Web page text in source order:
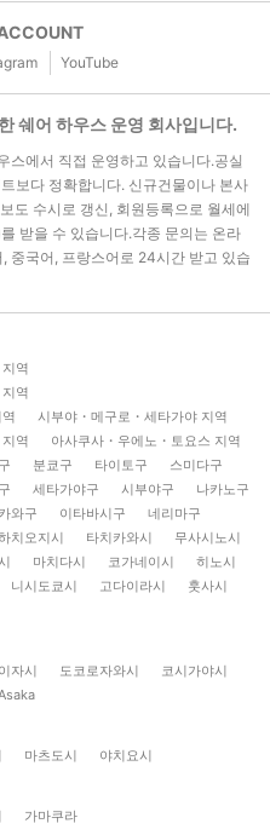
YouTube
쉐어 하우스 운영 회사입니다.
스에서 직접 운영하고 있습니다.공실
보다 정확합니다. 신규건물이나 본사
도 수시로 갱신, 회원등록으로 월세에
받을 수 있습니다.각종 문의는 온라
중국어, 프랑스어로 24시간 받고 있습
역
역
시부야・메구로・세타가야 지역
역
아사쿠사・우에노・토요스 지역
분쿄구 타이토구
스미다구
세타가야구 시부야구
나카노구
와구 이타바시구
네리마구
치오지시 타치카와시
무사시노시
마치다시 코가네이시
히노시
니시도쿄시 고다이라시
훗사시
자시 도코로자와시
코시가야시
Asaka
마츠도시 야치요시
가마쿠라